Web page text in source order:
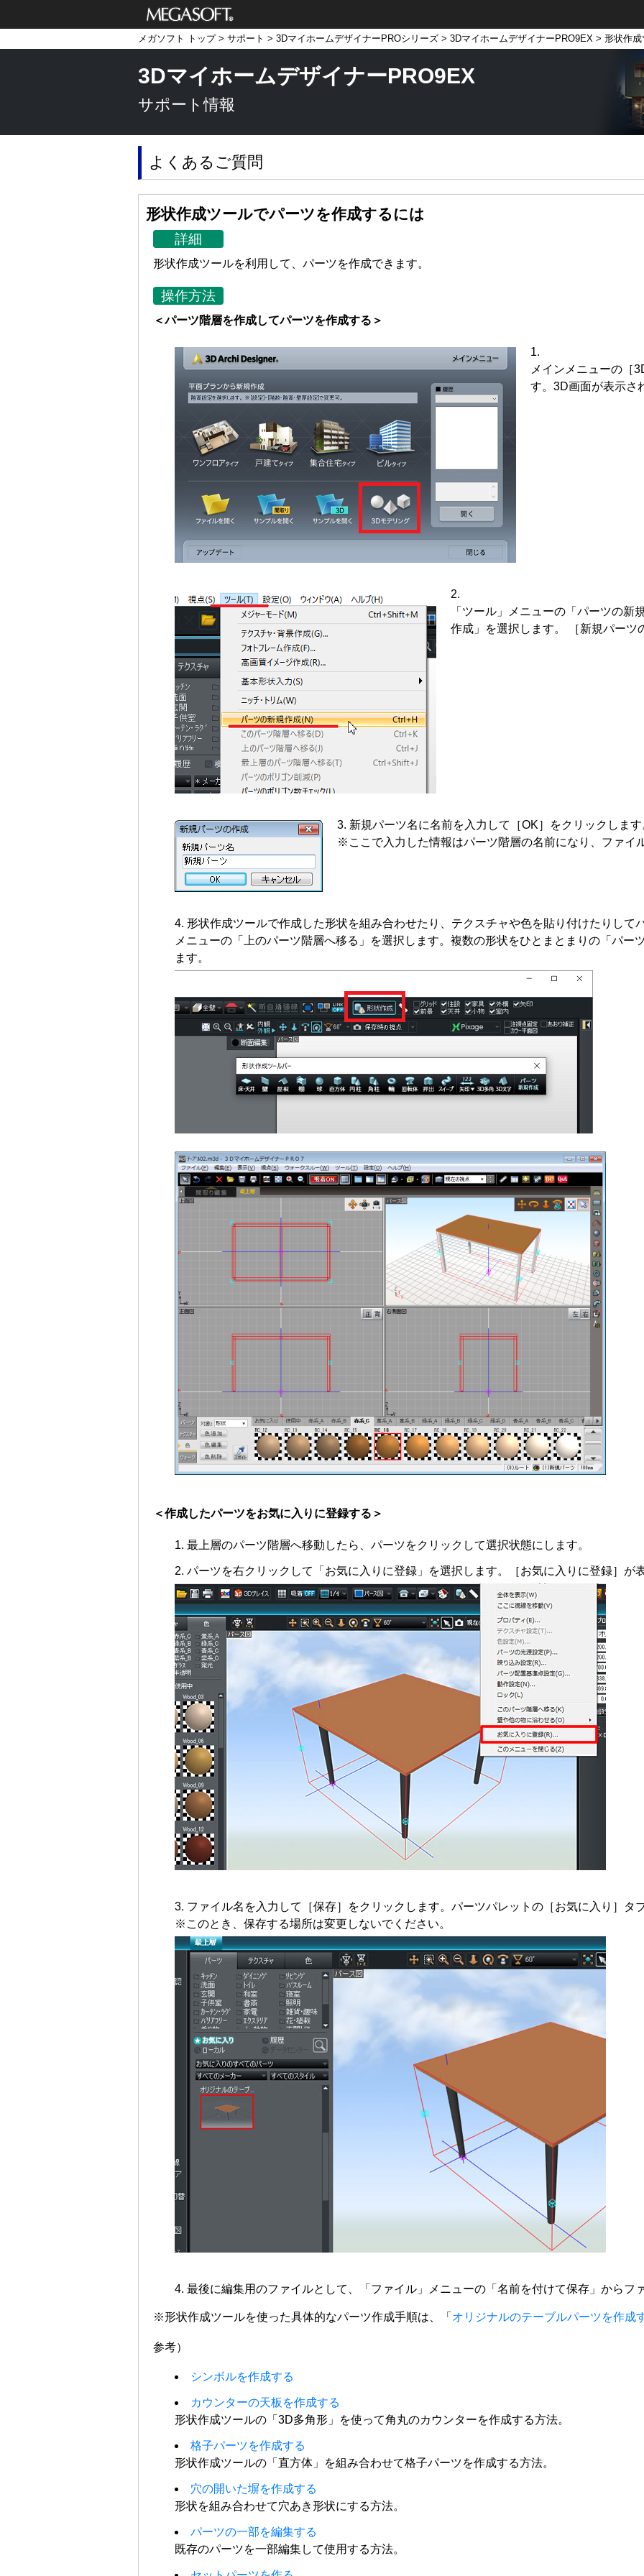
メガソフト株式
会社
メガソフト トップ> サポート > 3DマイホームデザイナーPROシリーズ > 3DマイホームデザイナーPRO9EX > 形状作成
3DマイホームデザイナーPRO9EX
サポート情報
よくあるご質問
形状作成ツールでパーツを作成するには
詳細
形状作成ツールを利用して、パーツを作成できます。
操作方法
＜パーツ階層を作成してパーツを作成する＞
メインメニューの［
す。3D画面が表示さ
「ツール」メニューの「パーツの新
作成」を選択します。 ［新規パーツ
新規パーツ名に名前を入力して［OK］をクリックします
※ここで入力した情報はパーツ階層の名前になり、ファイ
形状作成ツールで作成した形状を組み合わせたり、テクスチャや色を貼り付けたりして
メニューの「上のパーツ階層へ移る」を選択します。複数の形状をひとまとまりの「パー
ます。
＜作成したパーツをお気に入りに登録する＞
最上層のパーツ階層へ移動したら、パーツをクリックして選択状態にします。
パーツを右クリックして「お気に入りに登録」を選択します。［お気に入りに登録］が
ファイル名を入力して［保存］をクリックします。パーツパレットの［お気に入り］タ
※このとき、保存する場所は変更しないでください。
最後に編集用のファイルとして、「ファイル」メニューの「名前を付けて保存」からフ
※形状作成ツールを使った具体的なパーツ作成手順は、「 オリジナルのテーブルパーツを作成
参考）
シンボルを作成する
カウンターの天板を作成する
形状作成ツールの「3D多角形」を使って角丸のカウンターを作成する方法。
格子パーツを作成する
形状作成ツールの「直方体」を組み合わせて格子パーツを作成する方法。
穴の開いた塀を作成する
形状を組み合わせて穴あき形状にする方法。
パーツの一部を編集する
既存のパーツを一部編集して使用する方法。